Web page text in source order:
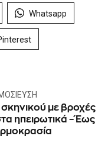
Whatsapp
με βροχές
ηπειρωτικά – Έως